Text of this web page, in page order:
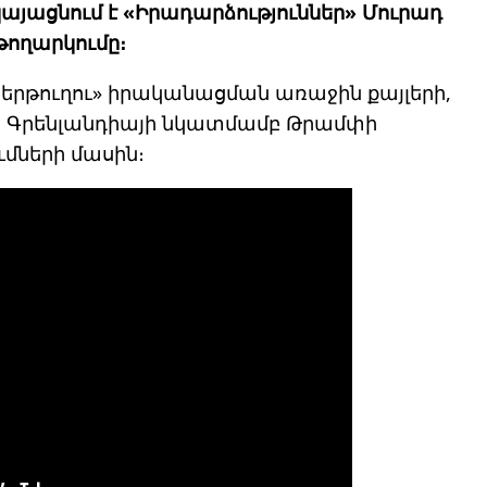
է «Իրադարձություններ» Մուրադ
իրականացման առաջին քայլերի,
Գրենլանդիայի նկատմամբ Թրամփի
մասին։